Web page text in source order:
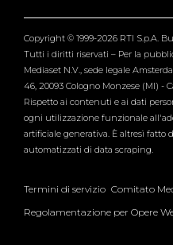
Verissimo
Copyright © 1999-2026 RTI S.p.A.
Tutti i diritti riservati – Per la
Mediaset N.V., sede legale
46, 20093 Cologno Monzese (MI) -
Rispetto ai contenuti e ai dati
ogni utilizzazione funzionale
artificiale generativa. È altresì fatto
automatizzati di data scraping.
Termini di servizio Comitato
Regolamentazione per Opere